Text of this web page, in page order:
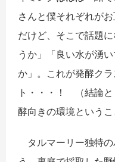
さんと僕それぞれが
だけど、そこで話題
うか」「良い水が湧
か」。これが発酵ク
ト・・・！ （結論
酵向きの環境というこ
タルマーリー独特の